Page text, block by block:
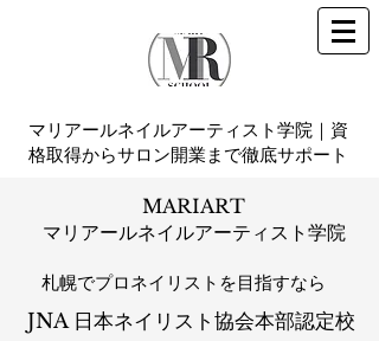
マリアールネイルアーティスト学院｜資
格取得からサロン開業まで徹底サポート
MARIART
マリアールネイルアーティスト学院
札幌​でプロネイリストを目指すなら
JNA 日本ネイリスト協会本部認定校